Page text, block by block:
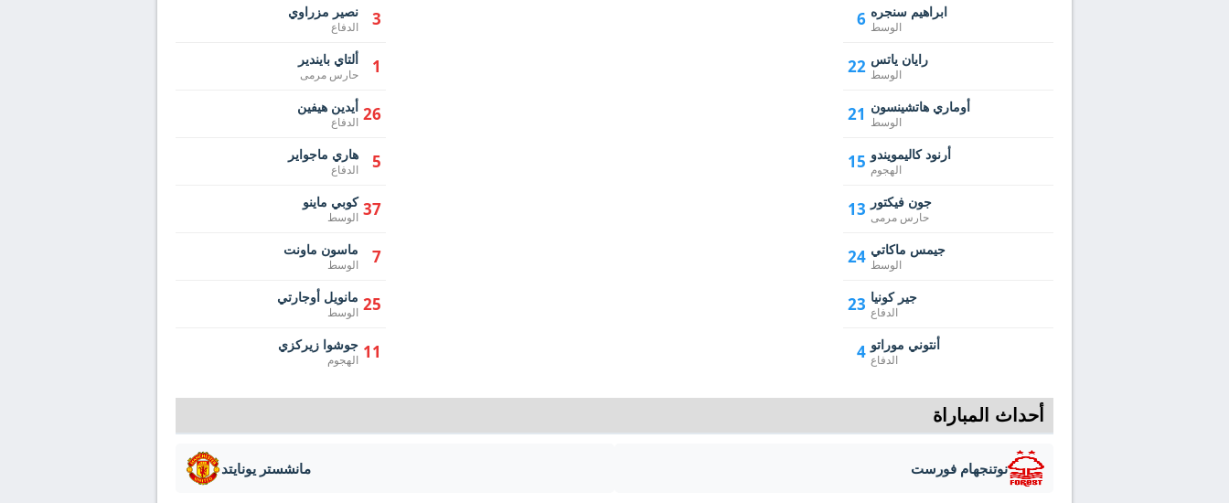
6 ابراهيم سنجره
الوسط
22 رايان ياتس
الوسط
21 أوماري هاتشينسون
الوسط
15 أرنود كاليمويندو
الهجوم
13 جون فيكتور
حارس مرمى
24 جيمس ماكاتي
الوسط
23 جير كونيا
الدفاع
4 أنتوني موراتو
الدفاع
3 نصير مزراوي
الدفاع
1 ألتاي بايندير
حارس مرمى
26 أيدين هيفين
الدفاع
5 هاري ماجواير
الدفاع
37 كوبي ماينو
الوسط
7 ماسون ماونت
الوسط
25 مانويل أوجارتي
الوسط
11 جوشوا زيركزي
الهجوم
أحداث المباراة
نوتنجهام فورست مانشستر يونايتد